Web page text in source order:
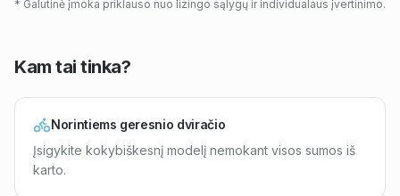
* Galutinė įmoka priklauso nuo lizingo sąlygų ir individualaus įvertinimo.
Kam tai tinka?
Norintiems geresnio dviračio
Įsigykite kokybiškesnį modelį nemokant visos sumos iš
karto.